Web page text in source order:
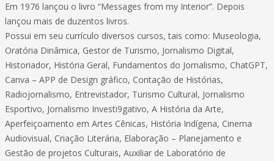
Em 1976 lançou o livro “Messages from my Interior”. Depois
lançou mais de duzentos livros.
Possui em seu currículo diversos cursos, tais como: Museologia,
Oratória Dinâmica, Gestor de Turismo, Jornalismo Digital,
Historiador, História Geral, Fundamentos do Jornalismo, ChatGPT,
Canva – APP de Design gráfico, Contação de Histórias,
Radiojornalismo, Entrevistador, Turismo Cultural, Jornalismo
Esportivo, Jornalismo Investi9gativo, A História da Arte,
Aperfeiçoamento em Artes Cênicas, História Indígena, Cinema
Audiovisual, Criação Literária, Elaboração – Planejamento e
Gestão de projetos Culturais, Auxiliar de Laboratório de